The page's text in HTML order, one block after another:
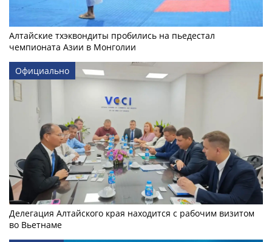
Алтайские тхэквондиты пробились на пьедестал
чемпионата Азии в Монголии
Официально
Делегация Алтайского края находится с рабочим визитом
во Вьетнаме